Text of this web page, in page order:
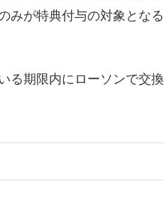
みが特典付与の対象となる
る期限内にローソンで交換